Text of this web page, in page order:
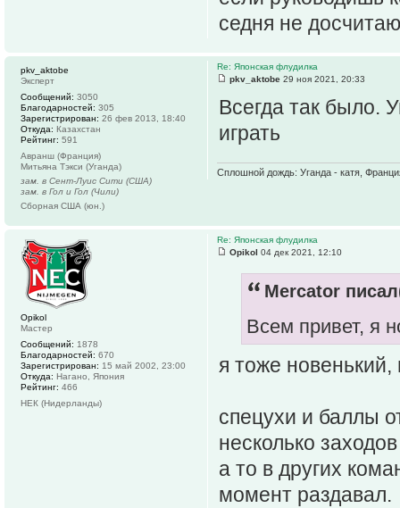
седня не
Re: Японская флудилка
pkv_aktobe 29 ноя 2021, 20:33
Всегда так было.
играть
Сплошной дождь: Уганда - катя,
pkv_aktobe
Эксперт
Сообщений: 3050
Благодарностей: 305
Зарегистрирован: 26 фев 2013, 18:40
Откуда: Казахстан
Рейтинг: 591
Авранш (Франция)
Митьяна Тэкси (Уганда)
зам. в Сент-Луис Сити (США)
зам. в Гол и Гол (Чили)
Сборная США (юн.)
Re: Японская флудилка
Opikol 04 дек 2021, 12:10
Mercator
Всем привет, я
я тоже
спецухи и баллы
несколько
а то в других
момент раздавал.
Opikol
Мастер
Сообщений: 1878
Благодарностей: 670
Зарегистрирован: 15 май 2002, 23:00
Откуда: Нагано, Япония
Рейтинг: 466
НЕК (Нидерланды)